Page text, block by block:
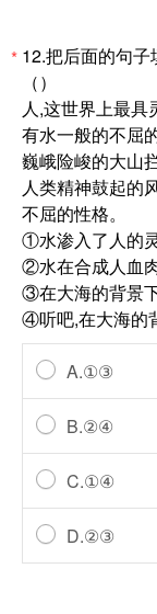
* 12.把后面的句
（）
人,这世界上最具
有水一般的不屈
巍峨险峻的大山
人类精神鼓起的
不屈的性格。
①水渗入了人的
②水在合成人血
③在大海的背景
④听吧,在大海的
A.①③
B.②④
C.①④
D.②③